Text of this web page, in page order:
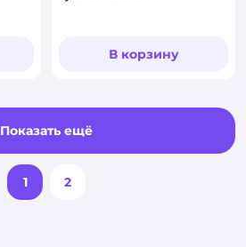
В корзину
Показать ещё
1 2